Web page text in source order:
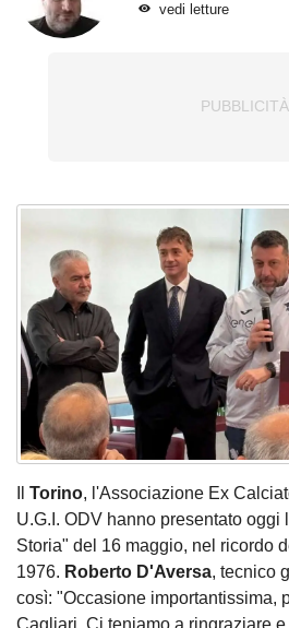
vedi letture
Torino, l'Associazione Ex
U.G.I. ODV hanno presentato oggi
Storia" del 16 maggio, nel ricordo
1976. Roberto D'Aversa, tecnico
così: "Occasione importantissima,
Cagliari. Ci teniamo a ringraziare